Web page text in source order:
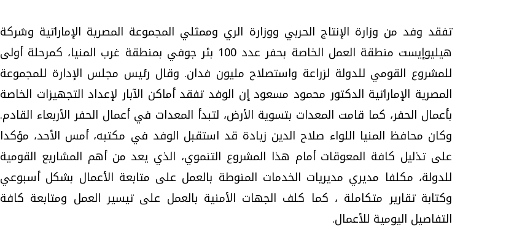
تفقد وفد من وزارة الإنتاج الحربي ووزارة الري وممثلي المجموعة المصرية الإماراتية وشركة
هيليوإيست منطقة العمل الخاصة بحفر عدد 100 بئر جوفي بمنطقة غرب المنيا، كمرحلة أولى
للمشروع القومي للدولة لزراعة واستصلاح مليون فدان. وقال رئيس مجلس الإدارة للمجموعة
المصرية الإماراتية الدكتور محمود مسعود إن الوفد تفقد أماكن الآبار لإعداد التجهيزات الخاصة
بأعمال الحفر، كما قامت المعدات بتسوية الأرض، لتبدأ المعدات في أعمال الحفر الأربعاء القادم.
وكان محافظ المنيا اللواء صلاح الدين زيادة قد استقبل الوفد في مكتبه، أمس الأحد، مؤكدا
على تذليل كافة المعوقات أمام هذا المشروع التنموي، الذي يعد من أهم المشاريع القومية
للدولة، مكلفا مديري مديريات الخدمات المنوطة بالعمل على متابعة الأعمال بشكل أسبوعي
وكتابة تقارير متكاملة ، كما كلف الجهات الأمنية بالعمل على تيسير العمل ومتابعة كافة
التفاصيل اليومية للأعمال.
دليلك للتنسيق الجامعي .. تساؤلات
وإجابات
السبت، 01 اغسطس 2026 10:25 ص
فيديو.. الإعلام الرقمي.. تقنيات واعدة
وتحديات هائلة
موجات الطقس الساخنة.. لماذا تحدث وكيف